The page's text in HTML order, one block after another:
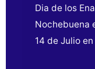
Dia de los
Nochebuena
14 de Julio